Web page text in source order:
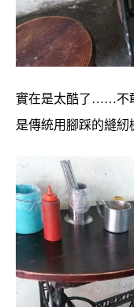
實在是太酷了……不
是傳統用腳踩的縫紉